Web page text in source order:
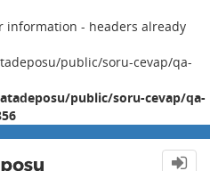
information - headers already
public/soru-cevap/qa-
public/soru-cevap/qa-